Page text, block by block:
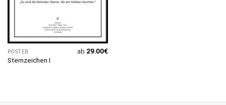
POSTER
Sternzeichen I
ab 29.00€